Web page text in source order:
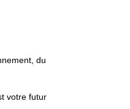
du
votre futur